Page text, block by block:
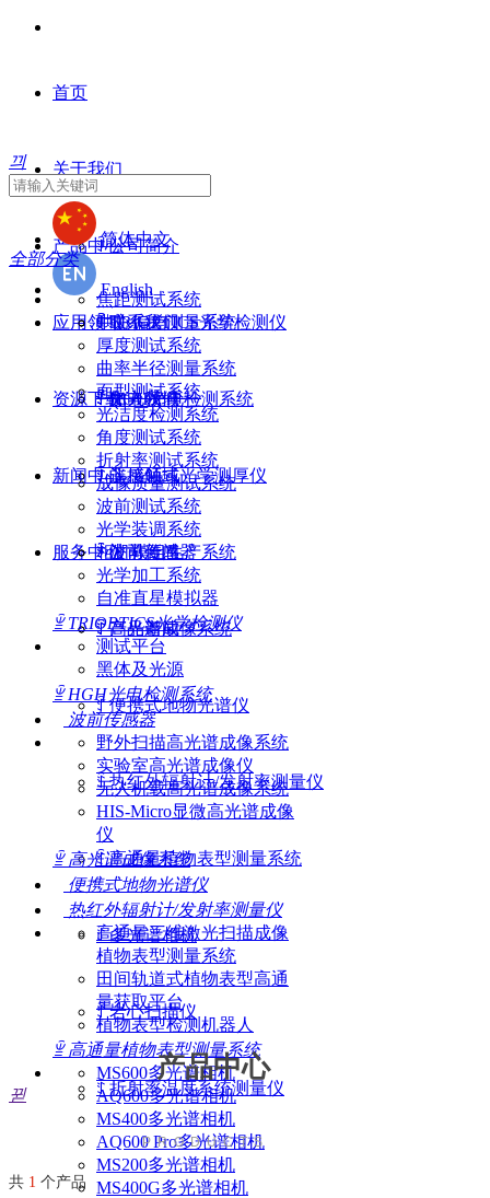
首页
关于我们
ꄷ 公司简介
ꄷ 联系我们
ꄷ 加入我们
产品中心
ꄷ TRIOPTICS光学检测仪
ꄷ HGH光电检测系统
ꄷ 非接触式光学测厚仪
ꄷ 波前传感器
ꄷ 高光谱成像系统
ꄷ 便携式地物光谱仪
ꄷ 热红外辐射计/发射率测量仪
ꄷ 高通量植物表型测量系统
ꄷ 多光谱相机
ꄷ 岩心扫描仪
ꄷ 折射率温度系统测量仪
应用领域
ꄷ 光电领域
ꄷ 遥感领域
资源下载
新闻中心
ꄷ 公司新闻
ꄷ 产品新闻
服务中心
끠
简体中文
English
全部分类
焦距测试系统
中心偏差测量系统
厚度测试系统
曲率半径测量系统
面型测试系统
光洁度检测系统
角度测试系统
折射率测试系统
成像质量测试系统
波前测试系统
光学装调系统
相机模组生产系统
光学加工系统
自准直星模拟器
ꁇ TRIOPTICS光学检测仪
测试平台
黑体及光源
ꁇ HGH光电检测系统
波前传感器
野外扫描高光谱成像系统
实验室高光谱成像仪
无人机载高光谱成像系统
HIS-Micro显微高光谱成像
仪
ꁇ 高光谱成像系统
便携式地物光谱仪
热红外辐射计/发射率测量仪
高通量三维激光扫描成像
植物表型测量系统
田间轨道式植物表型高通
量获取平台
植物表型检测机器人
ꁇ 高通量植物表型测量系统
MS600多光谱相机
AQ600多光谱相机
MS400多光谱相机
AQ600 Pro多光谱相机
MS200多光谱相机
MS400G多光谱相机
产品中心
뀓
PRODUCTS
共 1 个产品